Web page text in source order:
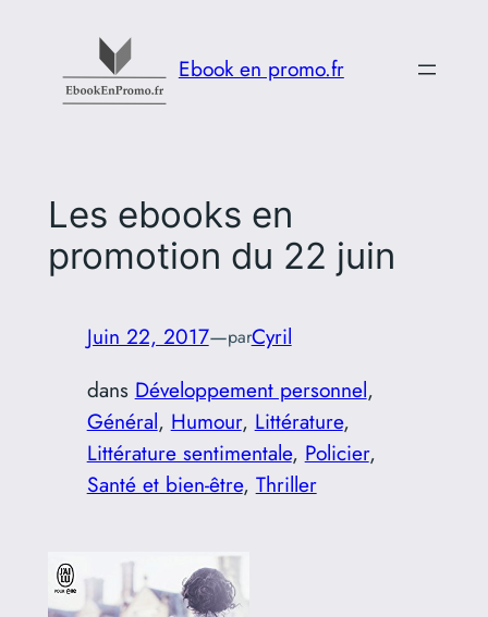
contenu
Ebook en promo.fr
Les ebooks en
promotion du 22 juin
Juin 22, 2017—parCyril
dans Développement personnel
Général, Humour, Littérature
Littérature sentimentale, Policier
Santé et bien-être, Thriller